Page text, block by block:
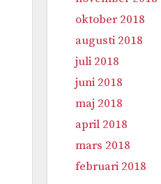
oktober 2018
augusti 2018
juli 2018
juni 2018
maj 2018
april 2018
mars 2018
februari 2018